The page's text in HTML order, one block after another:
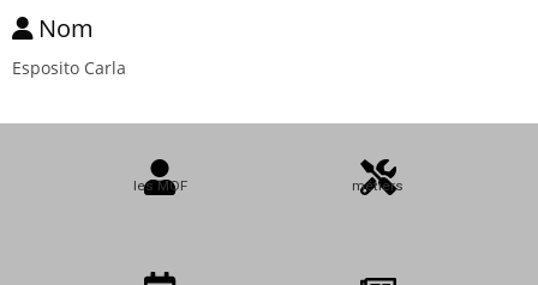
Nom
Esposito Carla
les MOF métiers